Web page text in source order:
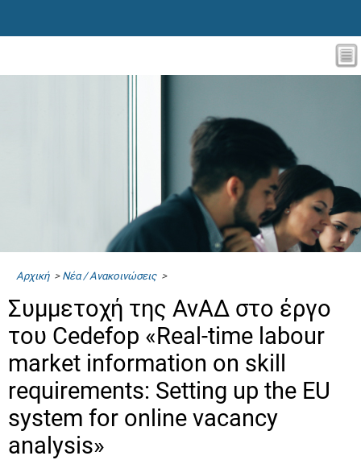
Αρχική> Νέα / Ανακοινώσεις>
Συμμετοχή της ΑνΑΔ στο έργο
του Cedefop «Real-time labour
market information on skill
requirements: Setting up the EU
system for online vacancy
analysis»